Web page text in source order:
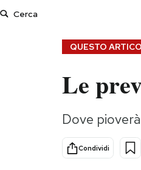
Consumismi
Storie/Idee
QUESTO
Le
Dove
Condividi